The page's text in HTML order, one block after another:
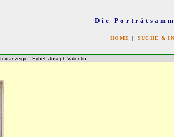
Die
HOME | SUCHE &
Eybel, Joseph Valentin